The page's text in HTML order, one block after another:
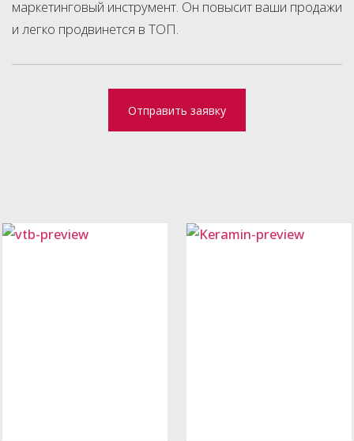
маркетинговый инструмент. Он повысит ваши продажи
и легко продвинется в ТОП.
Отправить заявку